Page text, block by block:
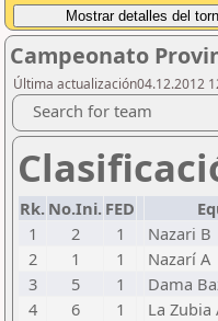
Campeonato
Última actualización04.12.2012
Search for team
Rk. No.Ini. FED
1
2 1 Nazari B
2
1 1 Nazarí A
3
5 1 Dama
4
6 1 La Zubia